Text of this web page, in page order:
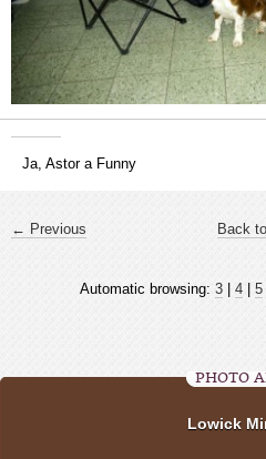
Ja, Astor a Funny
← Previous Back
Automatic browsing: 3| 4| 5|
PHOTO
Lowick